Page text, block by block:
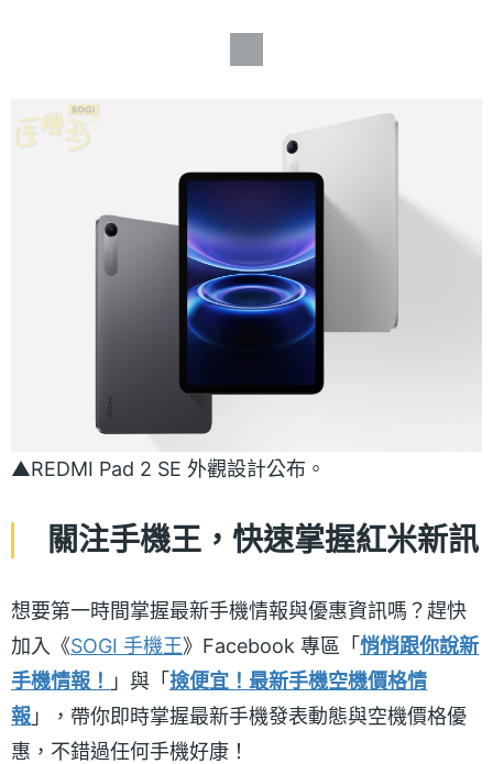
▲REDMI Pad 2 SE 外觀設計公布。
關注手機王，快速掌握紅米新訊
想要第一時間掌握最新手機情報與優惠資訊嗎？趕快
加入《SOGI 手機王》Facebook 專區「悄悄跟你說新
手機情報！ 」與「撿便宜！最新手機空機價格情
報 」，帶你即時掌握最新手機發表動態與空機價格優
惠，不錯過任何手機好康！